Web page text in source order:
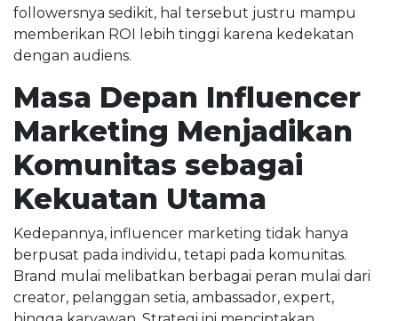
followersnya sedikit, hal tersebut justru mampu
memberikan ROI lebih tinggi karena kedekatan
dengan audiens.
Masa Depan Influencer
Marketing Menjadikan
Komunitas sebagai
Kekuatan Utama
Kedepannya, influencer marketing tidak hanya
berpusat pada individu, tetapi pada komunitas.
Brand mulai melibatkan berbagai peran mulai dari
creator, pelanggan setia, ambassador, expert,